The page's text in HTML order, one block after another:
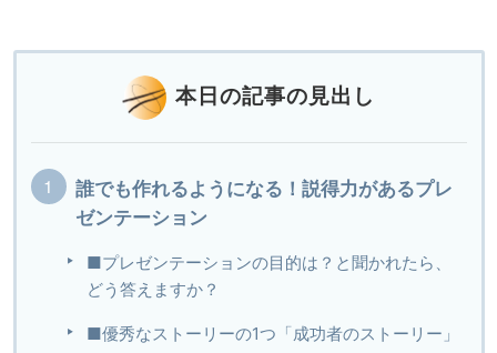
本日の記事の見出し
誰でも作れるようになる！説得力があるプレ
ゼンテーション
■プレゼンテーションの目的は？と聞かれたら、
どう答えますか？
■優秀なストーリーの1つ「成功者のストーリー」